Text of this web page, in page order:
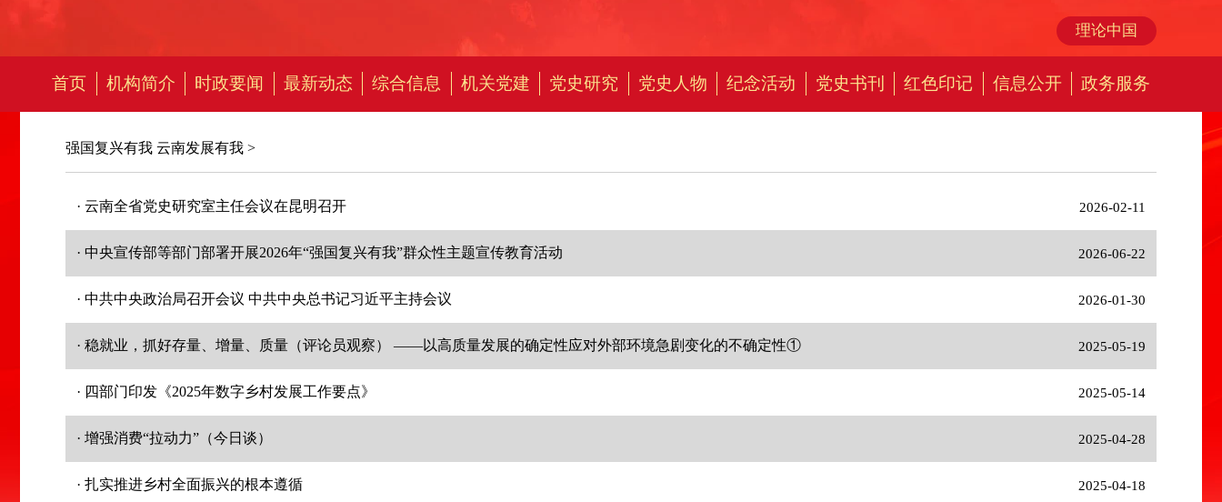
理论中国
首页 机构简介 时政要闻 最新动态 综合信息 机关党建 党史研究 党史人物 纪念活动 党史书刊 红色印记 信息公开 政务服务
强国复兴有我 云南发展有我 >
· 云南全省党史研究室主任会议在昆明召开 2026-02-11
· 中央宣传部等部门部署开展2026年“强国复兴有我”群众性主题宣传教育活动 2026-06-22
· 中共中央政治局召开会议 中共中央总书记习近平主持会议 2026-01-30
· 稳就业，抓好存量、增量、质量（评论员观察） ——以高质量发展的确定性应对外部环境急剧变化的不确定性① 2025-05-19
· 四部门印发《2025年数字乡村发展工作要点》 2025-05-14
· 增强消费“拉动力”（今日谈） 2025-04-28
· 扎实推进乡村全面振兴的根本遵循 2025-04-18